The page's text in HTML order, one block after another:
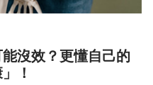
沒效？更懂自己的
！